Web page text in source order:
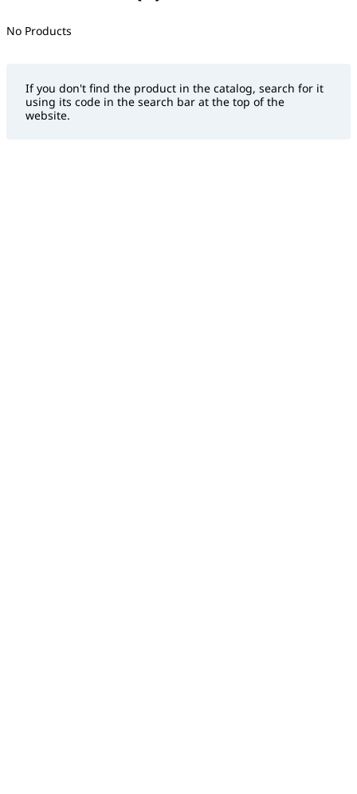
No filter(s) selected
No Products
If you don't find the product in the catalog, search for it
using its code in the search bar at the top of the
website.